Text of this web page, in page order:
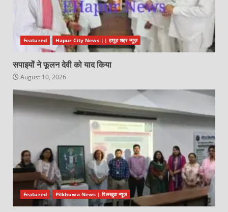
Featured Hapur City News || हापुड़ शहर न्यूज़
सपाइयों ने फूलन देवी को याद किया
August 10, 2026
Featured Pilkhuwa News | पिलखुवा न्यूज़